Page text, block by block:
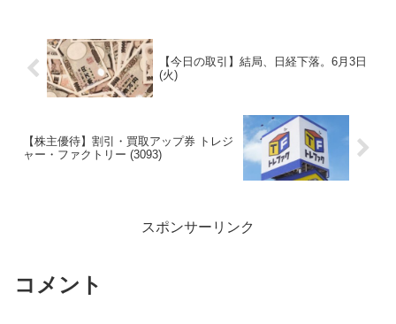
【今日の取引】結局、日経下落。6月3日
(火)
【株主優待】割引・買取アップ券 トレジ
ャー・ファクトリー (3093)
スポンサーリンク
コメント